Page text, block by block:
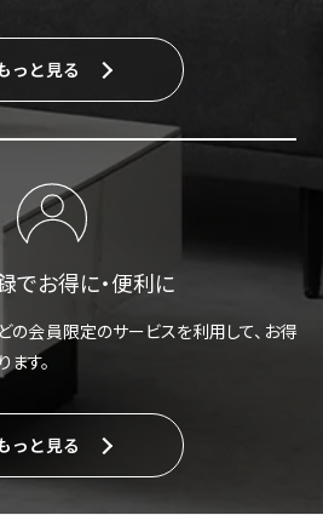
っと見る
でお得に・便利に
の会員限定のサービスを利用して、お得
す。
っと見る